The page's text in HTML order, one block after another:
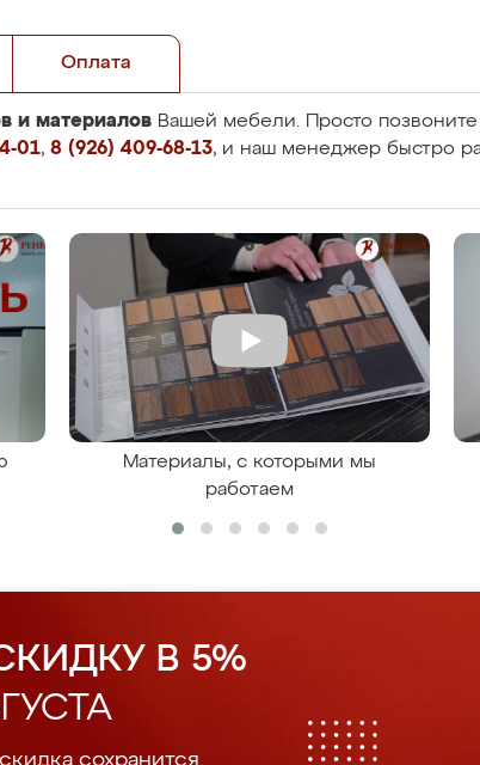
Оплата
и материалов Вашей мебели. Просто
01, 8 (926) 409-68-13, и наш менеджер быстро
Материалы, с которыми мы
работаем
В 5%
сохранится.